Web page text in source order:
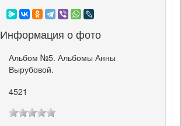
Информация о фото
Альбом №5. Альбомы Анны
Вырубовой.
4521